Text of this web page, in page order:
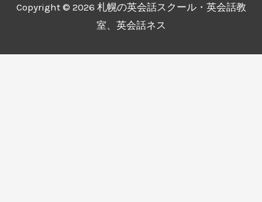
Copyright © 2026 札幌の英会話スクール・英会話教
室、英会話ネス